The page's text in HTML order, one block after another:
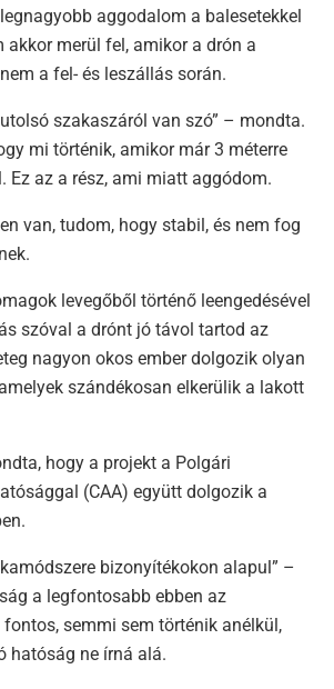
aggodalom a balesetekkel
akkor merül fel, amikor a drón a
a fel- és leszállás során.
szakaszáról van szó” – mondta.
mi történik, amikor már 3 méterre
Ez az a rész, ami miatt aggódom.
van, tudom, hogy stabil, és nem fog
levegőből történő leengedésével
szóval a drónt jó távol tartod az
nagyon okos ember dolgozik olyan
szándékosan elkerülik a lakott
hogy a projekt a Polgári
(CAA) együtt dolgozik a
bizonyítékokon alapul” –
a legfontosabb ebben az
semmi sem történik anélkül,
hatóság ne írná alá.